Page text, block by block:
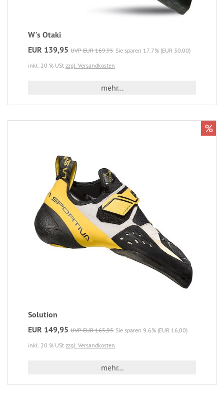
W's Otaki
EUR 139,95 UVP EUR 169,95 Sie sparen 17.7% (EUR 30,00)
inkl. 20 % USt zzgl. Versandkosten
mehr...
Solution
EUR 149,95 UVP EUR 165,95 Sie sparen 9.6% (EUR 16,00)
inkl. 20 % USt zzgl. Versandkosten
mehr...
%